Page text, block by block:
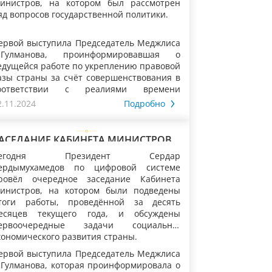
на котором был рассмотрен
вопросов государственной политики.
выступила Председатель Меджлиса
проинформировавшая о
работе по укреплению правовой
страны за счёт совершенствования в
с реалиями времени
законодательства. В данной
сообщалось, что осуществляется
необходимых изменений и
Туркменистана и
нормам международного
с тем принята верительная грамота
Чрезвычайного и Полномочного Посла
и Герцеговины в Туркменистане. В
расширения взаимодействия с
зарубежных государств и
организациями
Меджлиса приняли участие
7-й межпарламентской встрече
Союз»,
в городе Брюссель
Бельгия), итоговом заседании
женщин стран Центральной Азии,
парламента сообщила также
ведущейся работе по вопросу
девиза предстоящего, 2025
Подробно
КАБИНЕТА МИНИСТРОВ
Президент Сердар
по цифровой системе
очередное заседание Кабинета
на котором были подведены
работы, проведённой за десять
текущего года, и обсуждены
задачи социально-
развития страны.
выступила Председатель Меджлиса
которая проинформировала о